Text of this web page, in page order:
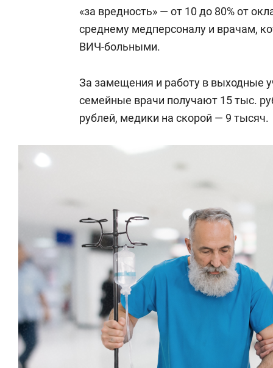
старший фельдшер, старшая
учреждений (отделов, отделений,
заведующий фельдшерско-
медпунктом.
врач-стажер, провизор-стажер.
Второй квалификационный
врачи-специалисты (кроме
четвертому квалификационным
аналитик.
Третий квалификационный
врачи-специалисты стационарных
профилактических учреждений,
помощи, терапевты участковые,
«за вредность» — от 10 до 80% от
среднему медперсоналу и врачам,
ВИЧ-больными.
За замещения и работу в выходные
семейные врачи получают 15 тыс.
рублей, медики на скорой — 9 тысяч.